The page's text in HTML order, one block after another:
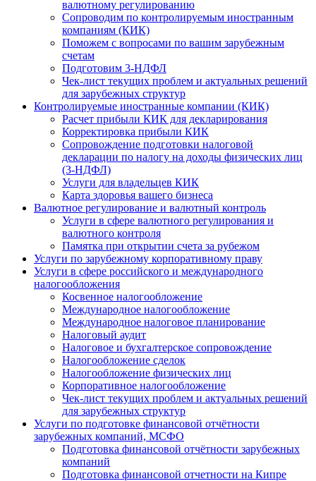
валютному регулированию
Сопроводим по контролируемым иностранным
компаниям (КИК)
Поможем с вопросами по вашим зарубежным
счетам
Подготовим 3-НДФЛ
Чек-лист текущих проблем и актуальных решений
для зарубежных структур
Контролируемые иностранные компании (КИК)
Расчет прибыли КИК для декларирования
Корректировка прибыли КИК
Сопровождение подготовки налоговой
декларации по налогу на доходы физических лиц
(3-НДФЛ)
Услуги для владельцев КИК
Карта здоровья вашего бизнеса
Валютное регулирование и валютный контроль
Услуги в сфере валютного регулирования и
валютного контроля
Памятка при открытии счета за рубежом
Услуги по зарубежному корпоративному праву
Услуги в сфере российского и международного
налогообложения
Косвенное налогообложение
Международное налогообложение
Международное налоговое планирование
Налоговый аудит
Налоговое и бухгалтерское сопровождение
Налогообложение сделок
Налогообложение физических лиц
Корпоративное налогообложение
Чек-лист текущих проблем и актуальных решений
для зарубежных структур
Услуги по подготовке финансовой отчётности
зарубежных компаний, МСФО
Подготовка финансовой отчётности зарубежных
компаний
Подготовка финансовой отчетности на Кипре